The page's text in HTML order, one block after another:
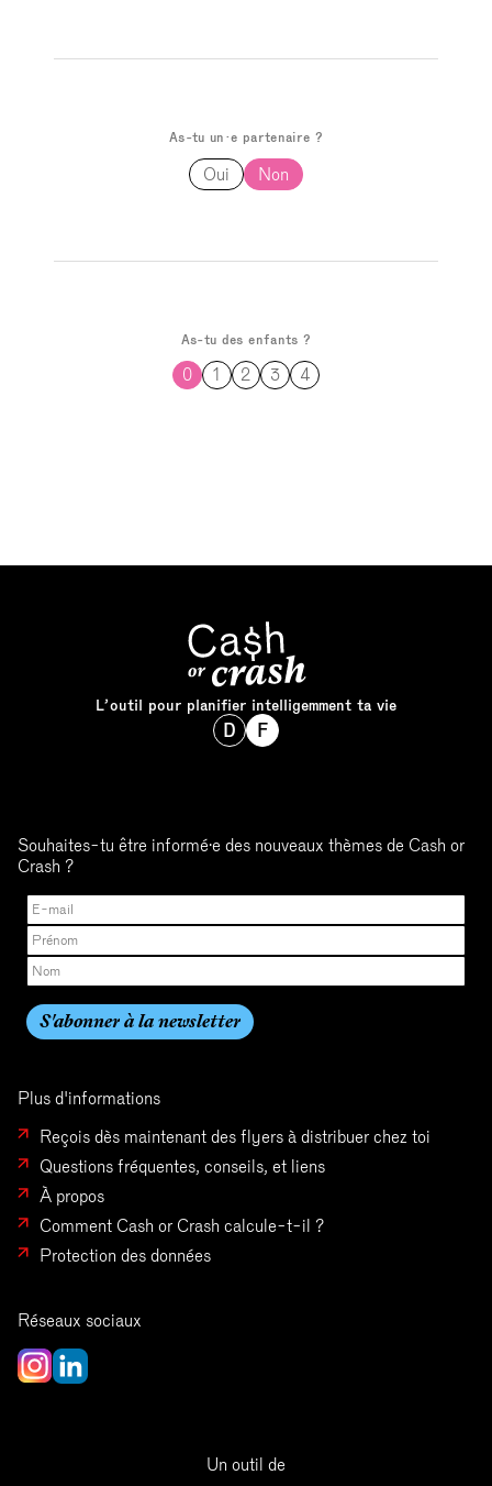
As-tu un·e partenaire ?
Oui Non
As-tu des enfants ?
0 1 2 3 4
L’outil pour planifier intelligemment ta vie
D F
Souhaites-tu être informé·e des nouveaux thèmes de Cash or
Crash ?
Plus d'informations
Reçois dès maintenant des flyers à distribuer chez toi
Questions fréquentes, conseils, et liens
À propos
Comment Cash or Crash calcule-t-il ?
Protection des données
Réseaux sociaux
Un outil de